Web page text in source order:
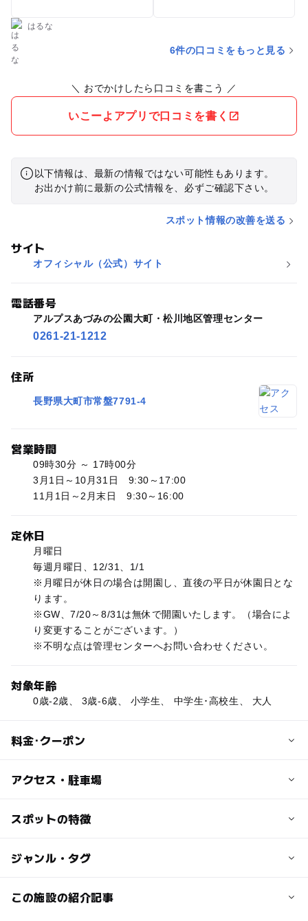
はるな
6件の口コミをもっと見る
＼ おでかけしたら口コミを書こう ／
いこーよアプリで口コミを書く
以下情報は、最新の情報ではない可能性もあります。
お出かけ前に最新の公式情報を、必ずご確認下さい。
スポット情報の改善を送る
サイト
オフィシャル（公式）サイト
電話番号
アルプスあづみの公園大町・松川地区管理センター
0261-21-1212
住所
長野県大町市常盤7791-4
営業時間
09時30分 ～ 17時00分
3月1日～10月31日 9:30～17:00
11月1日～2月末日 9:30～16:00
定休日
月曜日
毎週月曜日、12/31、1/1
※月曜日が休日の場合は開園し、直後の平日が休園日とな
ります。
※GW、7/20～8/31は無休で開園いたします。（場合によ
り変更することがございます。）
※不明な点は管理センターへお問い合わせください。
対象年齢
0歳-2歳、 3歳-6歳、 小学生、 中学生･高校生、 大人
料金･クーポン
子供の料金
15歳以上
アクセス・駐車場
交通アクセス
●JR大糸線信濃大町駅下車、タクシーで約20分
スポットの特徴
駐車場あり ー
授乳室あり
ジャンル・タグ
ジャンル
この施設の紹介記事